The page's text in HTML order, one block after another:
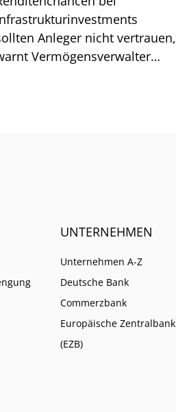
Anleger nicht vertrauen,
Vermögensverwalter
UNTERNEHMEN
Unternehmen A-Z
Deutsche Bank
Commerzbank
Europäische Zentralbank
(EZB)